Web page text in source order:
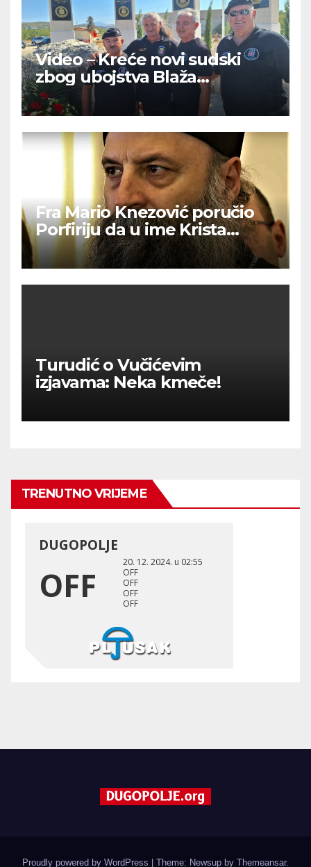
Video – Kreće novi sudski
zbog ubojstva Blaža
Kraljevića: “Pobijeni su od
onih koji drže ruku na srcu”
Fra Mario Knezović poručio
Porfiriju da u ime Krista
izvuče svoj narod iz ‘ralja laži i
mitova’
Turudić o Vučićevim
izjavama: Neka kmeče!
TRENUTNO VRIJEME
Proudly powered by WordPress Theme: Newsup by Themeansar.